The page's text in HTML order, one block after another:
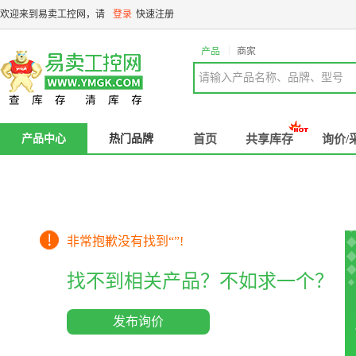
欢迎来到易卖工控网，请 登录 快速注册
产品 商家
请输入产品名称、品牌、型号
产品中心 热门品牌 首页 共享库存 询价/
非常抱歉没有找到“”!
找不到相关产品？不如求一个？
发布询价